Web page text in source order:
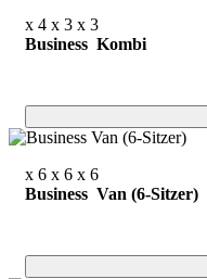
x 4 x 3 x 3
Business Kombi
x 6 x 6 x 6
Business Van (6-Sitzer)